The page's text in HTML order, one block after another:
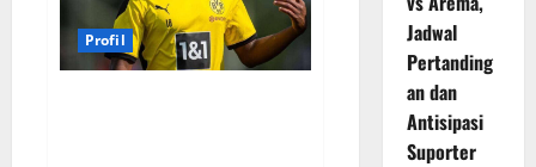
yang
Siap
Mengguncang
Eropa,
Profil
Jadwal
Pertanding
an dan
Antisipasi
Suporter